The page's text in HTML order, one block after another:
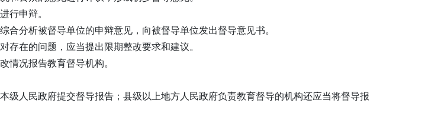
行申辩。
分析被督导单位的申辩意见，向被督导单位发出督导意见书。
在的问题，应当提出限期整改要求和建议。
况报告教育督导机构。
人民政府提交督导报告；县级以上地方人民政府负责教育督导的机构还应当将督导报